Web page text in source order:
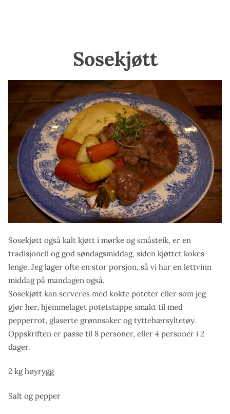
Sosekjøtt
Sosekjøtt også kalt kjøtt i mørke og småsteik, er en
tradisjonell og god søndagsmiddag, siden kjøttet kokes
lenge. Jeg lager ofte en stor porsjon, så vi har en lettvinn
middag på mandagen også.
Sosekjøtt kan serveres med kokte poteter eller som jeg
gjør her, hjemmelaget potetstappe smakt til med
pepperrot, glaserte grønnsaker og tyttebærsyltetøy.
Oppskriften er passe til 8 personer, eller 4 personer i 2
dager.
2 kg høyrygg
Salt og pepper